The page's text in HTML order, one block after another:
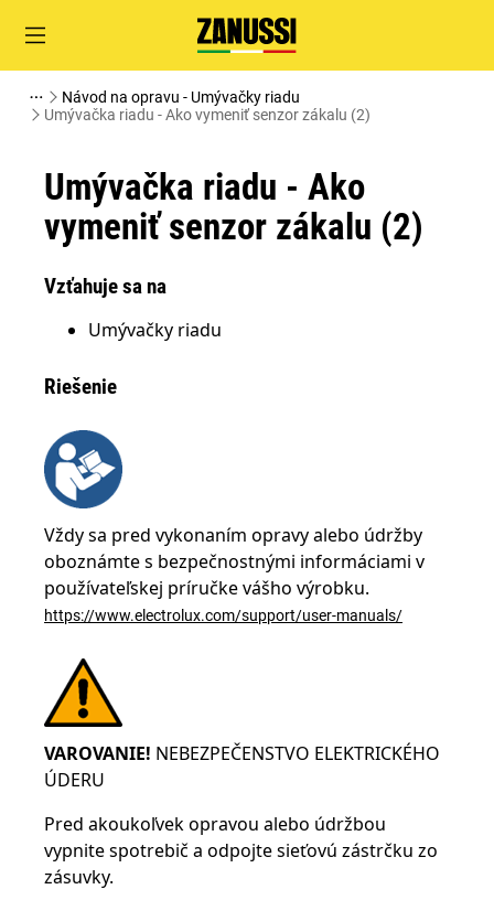
Návod na opravu - Umývačky riadu
Umývačka riadu - Ako vymeniť senzor zákalu (2)
Umývačka riadu - Ako
vymeniť senzor zákalu (2)
Vzťahuje sa na
Umývačky riadu
Riešenie
Vždy sa pred vykonaním opravy alebo údržby
oboznámte s bezpečnostnými informáciami v
používateľskej príručke vášho výrobku.
https://www.electrolux.com/support/user-manuals/
VAROVANIE! NEBEZPEČENSTVO ELEKTRICKÉHO
ÚDERU
Pred akoukoľvek opravou alebo údržbou
vypnite spotrebič a odpojte sieťovú zástrčku zo
zásuvky.